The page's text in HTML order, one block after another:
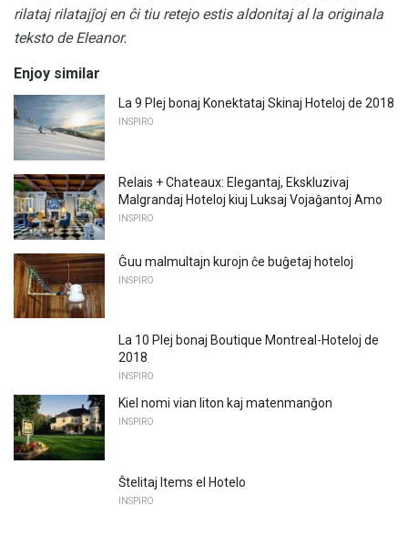
rilataj rilatajĵoj en ĉi tiu retejo estis aldonitaj al la originala
teksto de Eleanor.
Enjoy similar
La 9 Plej bonaj Konektataj Skinaj Hoteloj de 2018
INSPIRO
Relais + Chateaux: Elegantaj, Ekskluzivaj
Malgrandaj Hoteloj kiuj Luksaj Vojaĝantoj Amo
INSPIRO
Ĝuu malmultajn kurojn ĉe buĝetaj hoteloj
INSPIRO
La 10 Plej bonaj Boutique Montreal-Hoteloj de
2018
INSPIRO
Kiel nomi vian liton kaj matenmanĝon
INSPIRO
Ŝtelitaj Items el Hotelo
INSPIRO